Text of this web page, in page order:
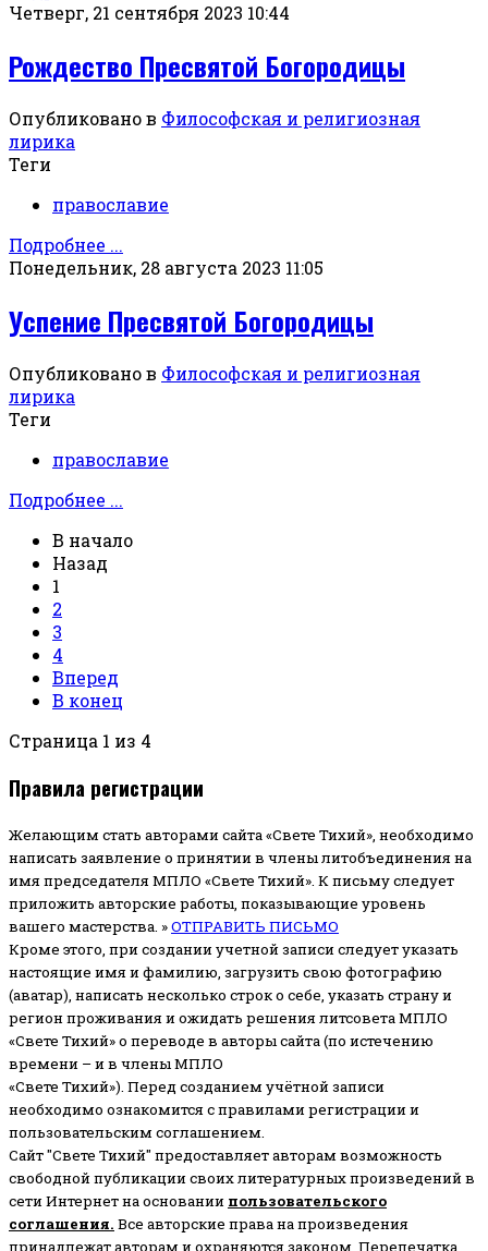
Четверг, 21 сентября 2023 10:44
Рождество Пресвятой Богородицы
Опубликовано в Философская и религиозная
лирика
Теги
православие
Подробнее ...
Понедельник, 28 августа 2023 11:05
Успение Пресвятой Богородицы
Опубликовано в Философская и религиозная
лирика
Теги
православие
Подробнее ...
В начало
Назад
1
2
3
4
Вперед
В конец
Страница 1 из 4
Правила регистрации
Желающим стать авторами сайта «Свете Тихий», необходимо
написать заявление о принятии в члены литобъединения на
имя председателя МПЛО «Свете Тихий». К письму следует
приложить авторские работы, показывающие уровень
вашего мастерства. »ОТПРАВИТЬ ПИСЬМО
Кроме этого, при создании учетной записи следует указать
настоящие имя и фамилию, загрузить свою фотографию
(аватар), написать несколько строк о себе, указать страну и
регион проживания и ожидать решения литсовета МПЛО
«Свете Тихий» о переводе в авторы сайта (по истечению
времени – и в члены МПЛО
«Свете Тихий»). Перед созданием учётной записи
необходимо ознакомится с правилами регистрации и
пользовательским соглашением.
Сайт "Свете Тихий" предоставляет авторам возможность
свободной публикации своих литературных произведений в
сети Интернет на основании пользовательского
соглашения. Все авторские права на произведения
принадлежат авторам и охраняются законом. Перепечатка